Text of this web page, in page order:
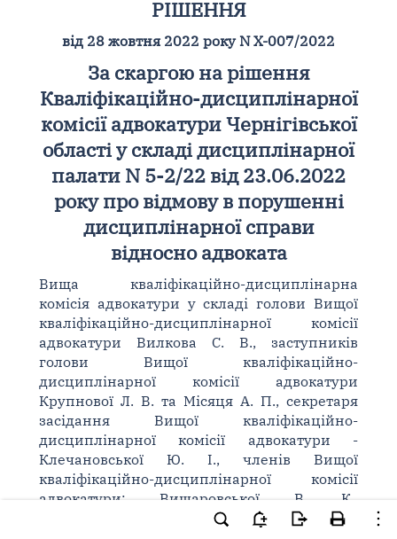
РІШЕННЯ
від 28 жовтня 2022 року N X-007/2022
За скаргою на рішення
Кваліфікаційно-дисциплінарної
комісії адвокатури Чернігівської
області у складі дисциплінарної
палати N 5-2/22 від 23.06.2022
року про відмову в порушенні
дисциплінарної справи
відносно адвоката
Вища кваліфікаційно-дисциплінарна
комісія адвокатури у складі голови Вищої
кваліфікаційно-дисциплінарної комісії
адвокатури Вилкова С. В., заступників
голови Вищої кваліфікаційно-
дисциплінарної комісії адвокатури
Крупнової Л. В. та Місяця А. П., секретаря
засідання Вищої кваліфікаційно-
дисциплінарної комісії адвокатури -
Клечановської Ю. І., членів Вищої
кваліфікаційно-дисциплінарної комісії
адвокатури: Вишаровської В. К.,
Василевської О. А., Приходька О. І.,